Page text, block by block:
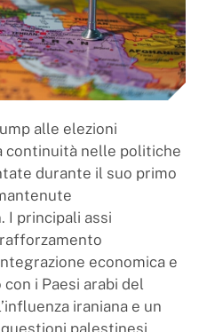
alle elezioni
continuità nelle politiche
durante il suo primo
I principali assi
economica e
i Paesi arabi del
iraniana e un
palestinesi.